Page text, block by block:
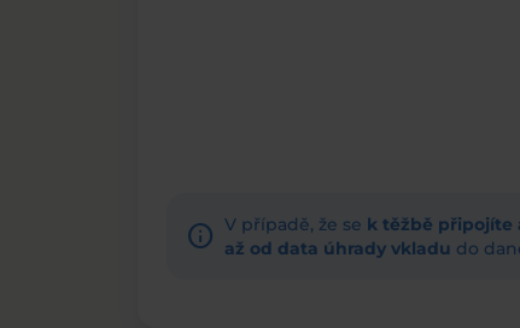
info V případě, že se k těžbě připojíte
až od data úhrady vkladu do